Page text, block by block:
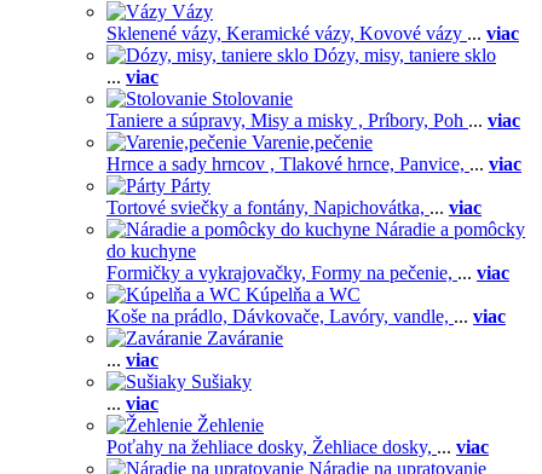
Vázy
Sklenené vázy, Keramické vázy, Kovové vázy ... viac
Dózy, misy, taniere sklo
... viac
Stolovanie
Taniere a súpravy, Misy a misky , Príbory, Poh ... viac
Varenie,pečenie
Hrnce a sady hrncov , Tlakové hrnce, Panvice, ... viac
Párty
Tortové sviečky a fontány, Napichovátka, ... viac
Náradie a pomôcky
do kuchyne
Formičky a vykrajovačky, Formy na pečenie, ... viac
Kúpelňa a WC
Koše na prádlo, Dávkovače, Lavóry, vandle, ... viac
Zaváranie
... viac
Sušiaky
... viac
Žehlenie
Poťahy na žehliace dosky, Žehliace dosky, ... viac
Náradie na upratovanie